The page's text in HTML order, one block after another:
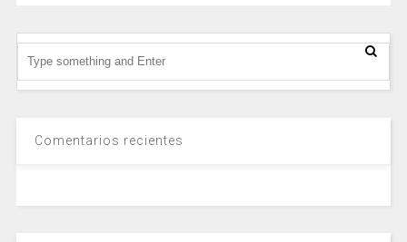
Comentarios recientes